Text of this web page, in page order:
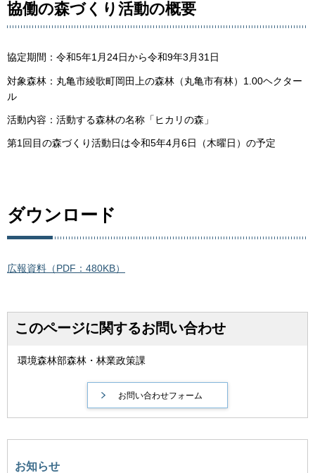
協働の森づくり活動の概要
協定期間：令和5年1月24日から令和9年3月31日
対象森林：丸亀市綾歌町岡田上の森林（丸亀市有林）1.00ヘクター
ル
活動内容：活動する森林の名称「ヒカリの森」
第1回目の森づくり活動日は令和5年4月6日（木曜日）の予定
ダウンロード
広報資料（PDF：480KB）
このページに関するお問い合わせ
環境森林部森林・林業政策課
お知らせ